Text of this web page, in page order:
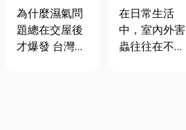
氣重怎麼辦？
全屋除濕機＋
全熱交換器整
為什麼濕氣問
題總在交屋後
才爆發 台灣氣
害蟲防治全攻
略
在日常生活
中，室內外害
蟲往往在不知